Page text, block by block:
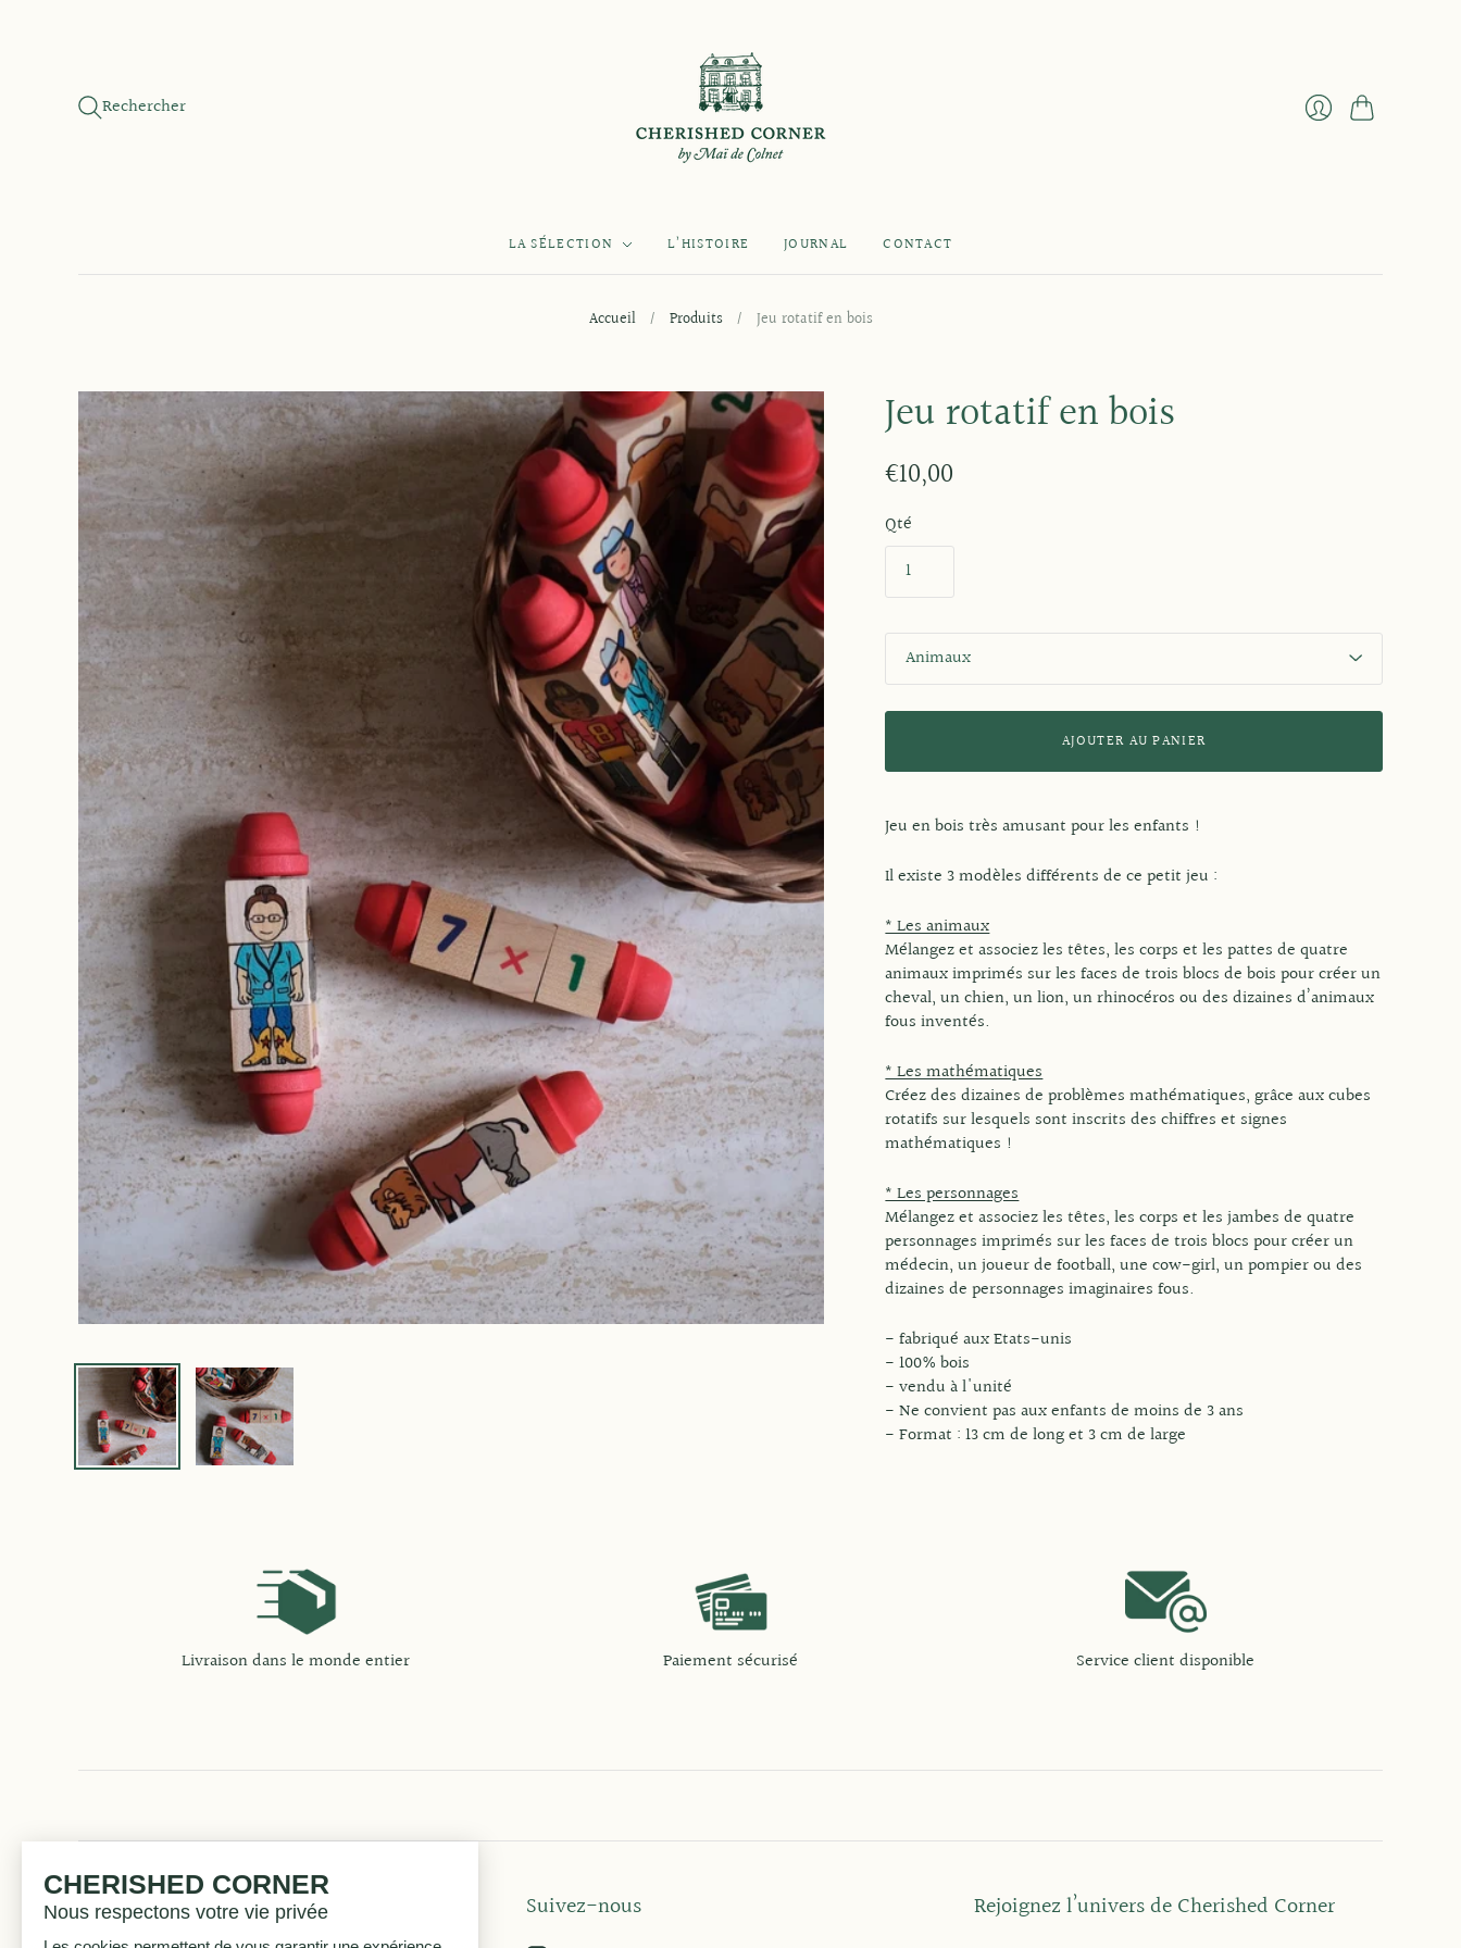
Rechercher
Panier
LA SÉLECTION L’HISTOIRE JOURNAL CONTACT
Accueil / Produits / Jeu rotatif en bois
Jeu rotatif en bois
€10,00
Qté
S
y
l
AJOUTER AU PANIER
Jeu en bois très amusant pour les enfants !
Il existe 3 modèles différents de ce petit jeu :
* Les animaux
Mélangez et associez les têtes, les corps et les pattes de quatre
animaux imprimés sur les faces de trois blocs de bois pour créer un
cheval, un chien, un lion, un rhinocéros ou des dizaines d’animaux
fous inventés.
* Les mathématiques
Créez des dizaines de problèmes mathématiques, grâce aux cubes
rotatifs sur lesquels sont inscrits des chiffres et signes
mathématiques !
* Les personnages
Mélangez et associez les têtes, les corps et les jambes de quatre
personnages imprimés sur les faces de trois blocs pour créer un
médecin, un joueur de football, une cow-girl, un pompier ou des
dizaines de personnages imaginaires fous.
- fabriqué aux Etats-unis
- 100% bois
- vendu à l'unité
- Ne convient pas aux enfants de moins de 3 ans
- Format : 13 cm de long et 3 cm de large
Livraison dans le monde entier Paiement sécurisé Service client disponible
Informations Suivez-nous Rejoignez l’univers de Cherished Corner
CHERISHED CORNER
Nous respectons votre vie privée